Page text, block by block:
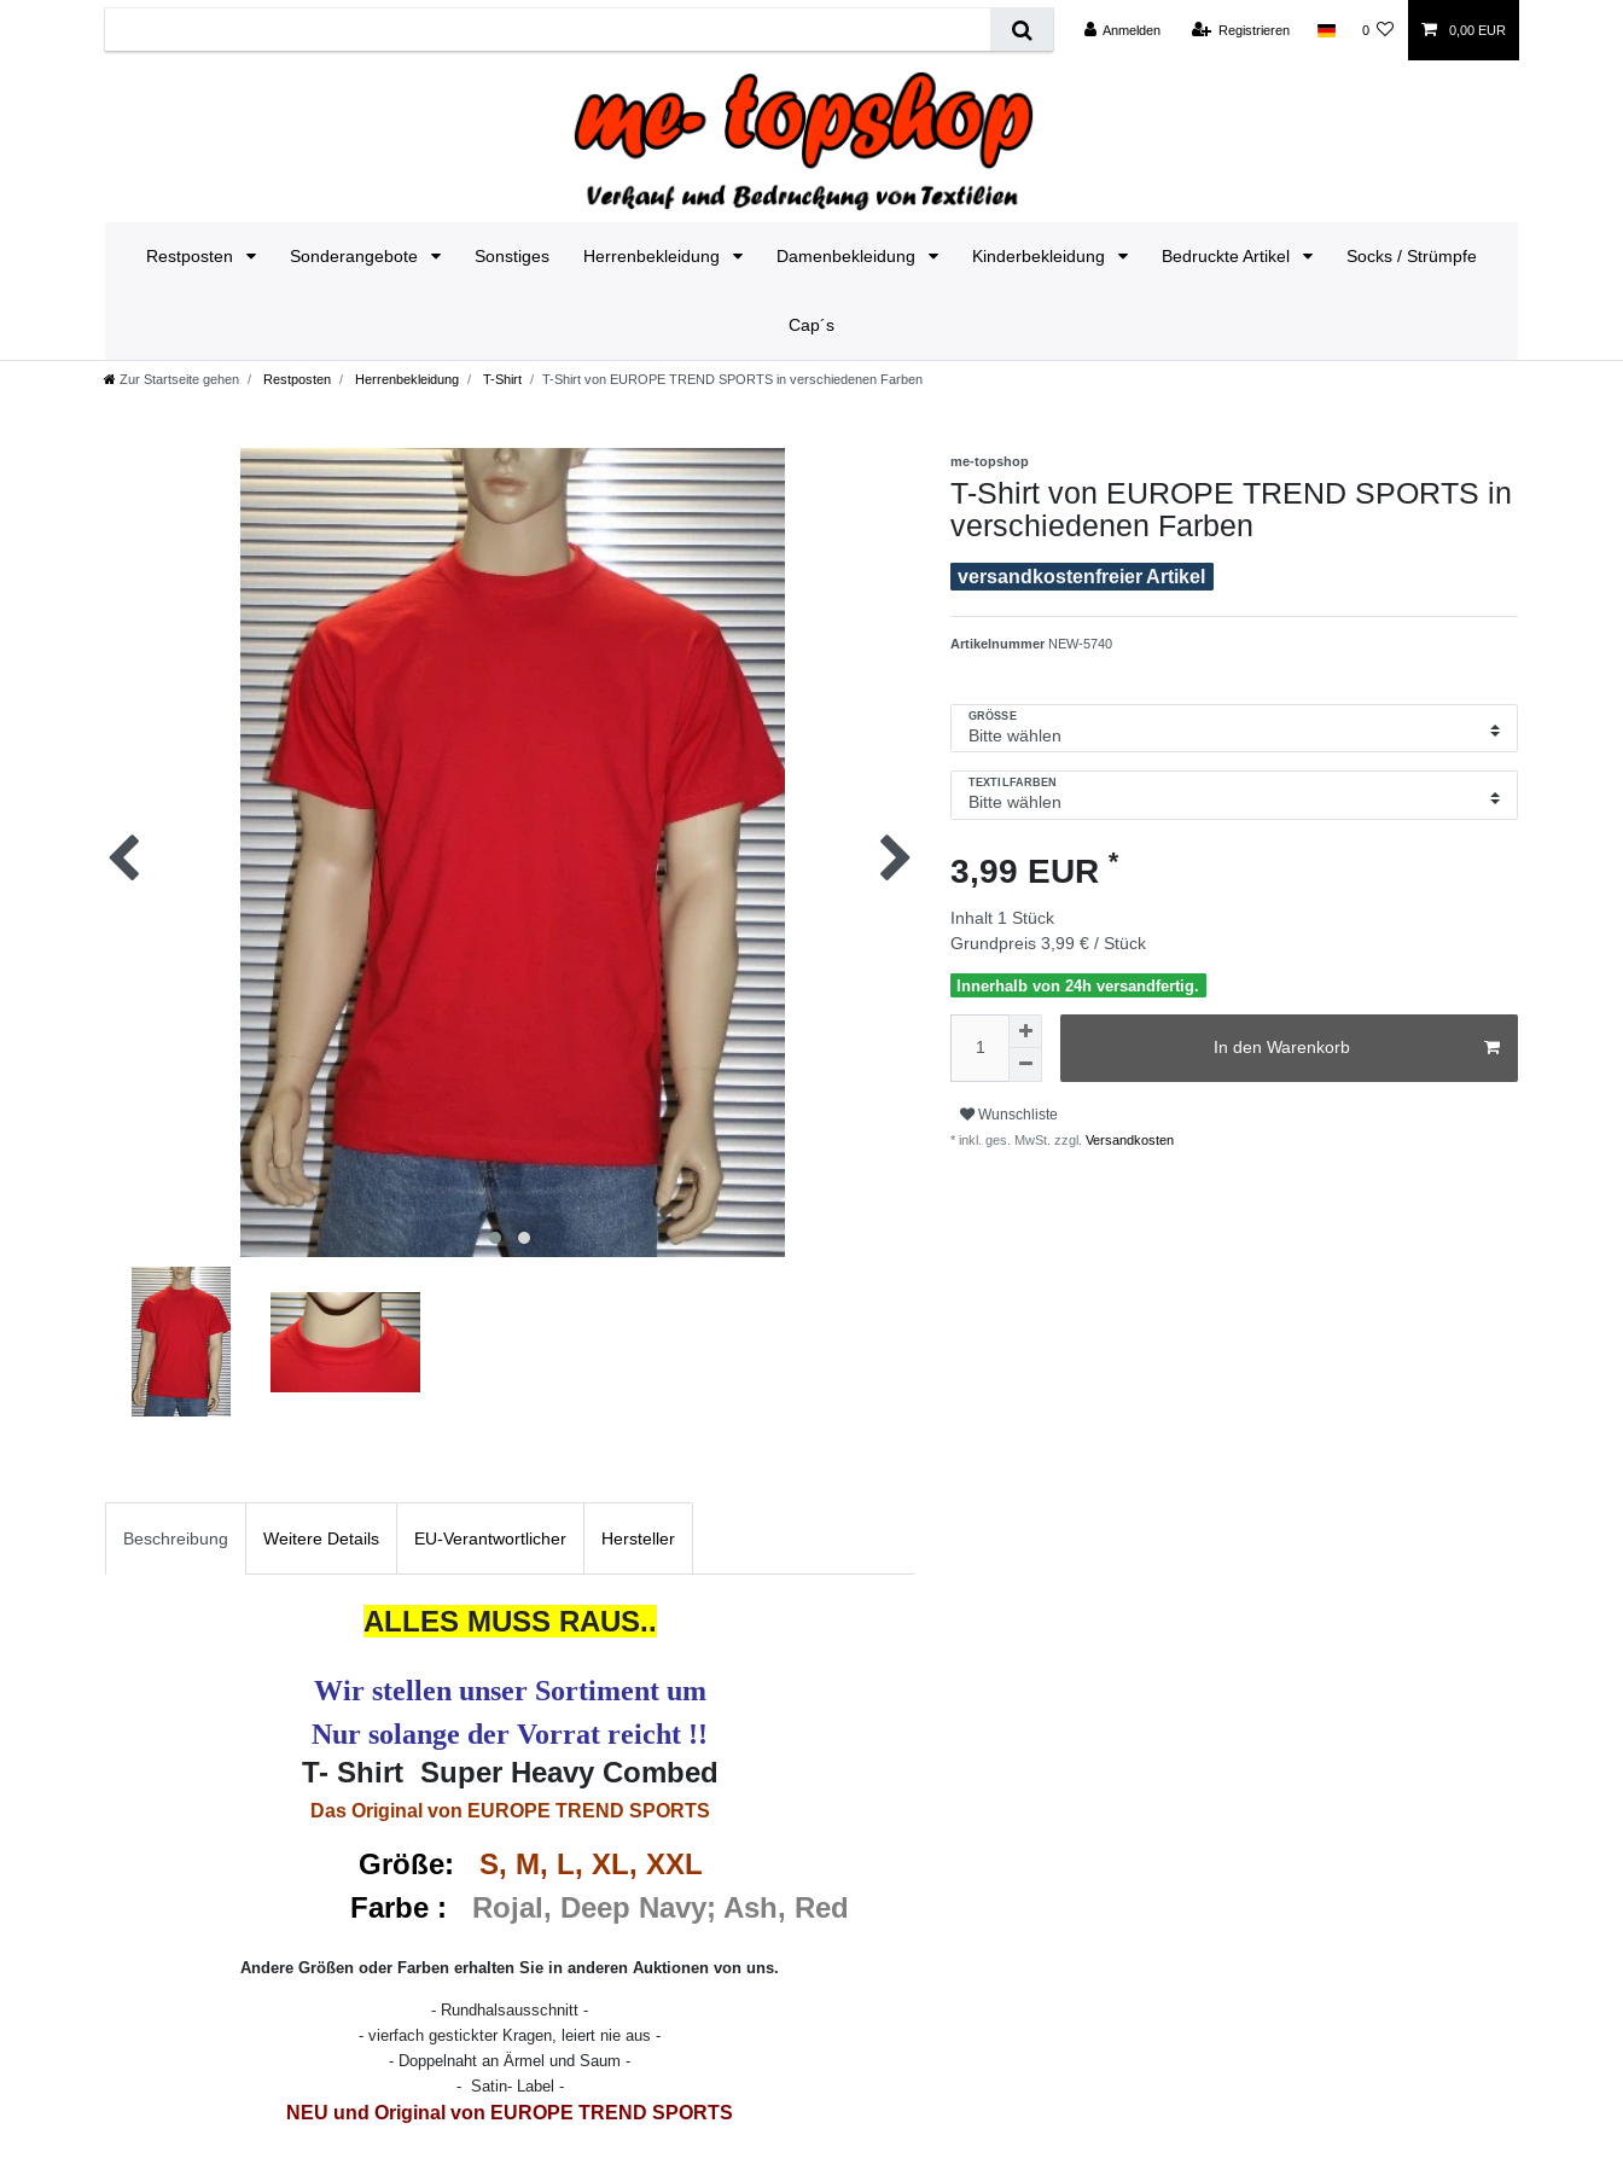
Anmelden Registrieren 0 0,00 EUR
Restposten Sonderangebote Sonstiges Herrenbekleidung Damenbekleidung Kinderbekleidung Bedruckte Artikel Socks / Strümpfe
Cap´s
Zur Startseite gehen Restposten Herrenbekleidung T-Shirt T-Shirt von EUROPE TREND SPORTS in verschiedenen Farben
me-topshop
T-Shirt von EUROPE TREND SPORTS in
verschiedenen Farben
versandkostenfreier Artikel
Artikelnummer NEW-5740
GRÖSSE
TEXTILFARBEN
3,99 EUR *
Inhalt 1 Stück
Grundpreis 3,99 € / Stück
Innerhalb von 24h versandfertig.
In den Warenkorb
Wunschliste
* inkl. ges. MwSt. zzgl. Versandkosten
Beschreibung Weitere Details EU-Verantwortlicher Hersteller
ALLES MUSS RAUS..
Wir stellen unser Sortiment um
Nur solange der Vorrat reicht !!
T- Shirt Super Heavy Combed
Das Original von EUROPE TREND SPORTS
Größe:
S, M, L, XL, XXL
Farbe :
Rojal, Deep Navy; Ash, Red
Andere Größen oder Farben erhalten Sie in anderen Auktionen von uns.
- Rundhalsausschnitt -
- vierfach gestickter Kragen, leiert nie aus -
- Doppelnaht an Ärmel und Saum -
- Satin- Label -
NEU und Original von EUROPE TREND SPORTS